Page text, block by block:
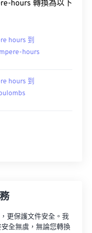
hours 轉換為以下
hours 到
hours
hours 到
更保護文件安全。我
全無虞，無論您轉換